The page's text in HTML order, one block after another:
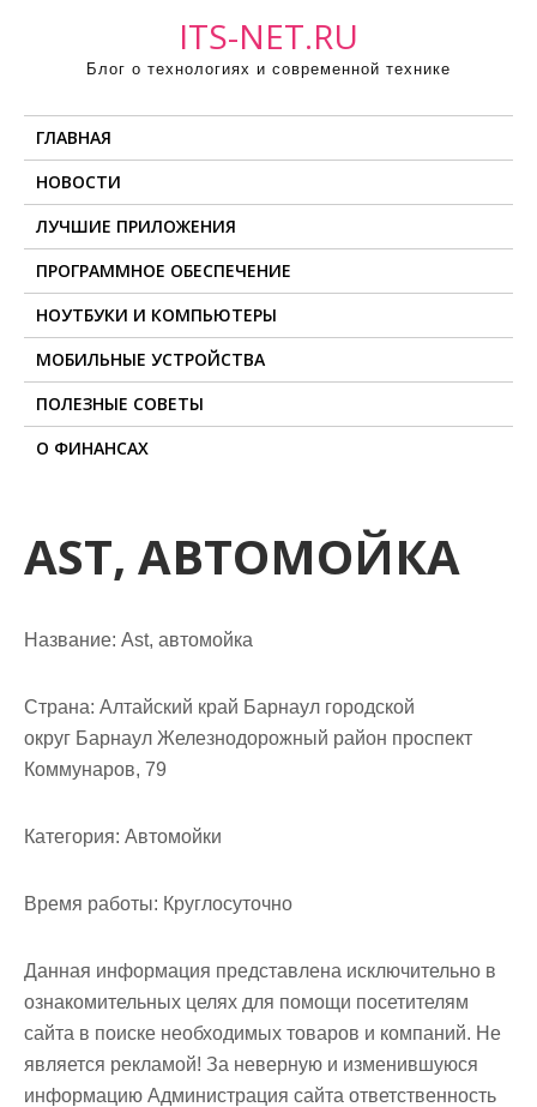
ITS-NET.RU
Блог о технологиях и современной технике
ГЛАВНАЯ
НОВОСТИ
ЛУЧШИЕ ПРИЛОЖЕНИЯ
ПРОГРАММНОЕ ОБЕСПЕЧЕНИЕ
НОУТБУКИ И КОМПЬЮТЕРЫ
МОБИЛЬНЫЕ УСТРОЙСТВА
ПОЛЕЗНЫЕ СОВЕТЫ
О ФИНАНСАХ
AST, АВТОМОЙКА
Название: Ast, автомойка
Страна: Алтайский край Барнаул городской
округ Барнаул Железнодорожный район проспект
Коммунаров, 79
Категория: Автомойки
Время работы: Круглосуточно
Данная информация представлена исключительно в
ознакомительных целях для помощи посетителям
сайта в поиске необходимых товаров и компаний. Не
является рекламой! За неверную и изменившуюся
информацию Администрация сайта ответственность